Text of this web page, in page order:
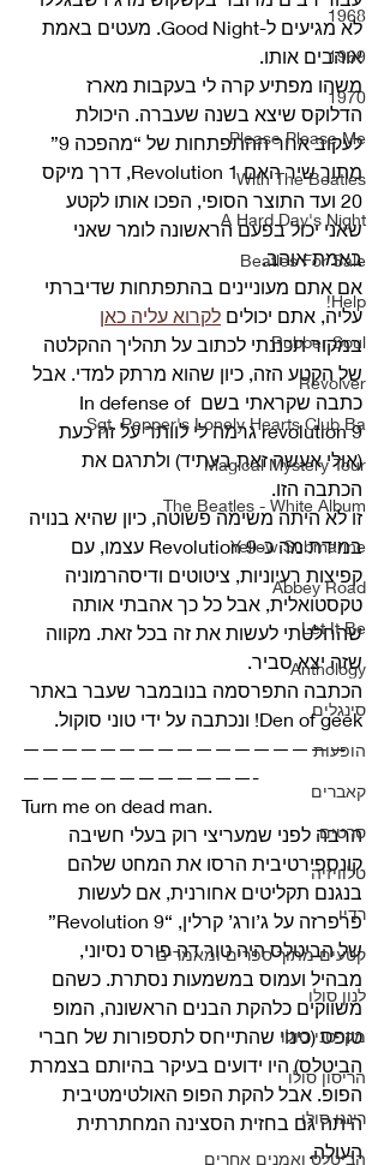
1968
1969
1970
Please Please Me
With The Beatles
A Hard Day's Night
Beatles For Sale
Help!
Rubber Soul
Revolver
Sgt. Pepper's Lonely Hearts Club Ba
Magical Mystery Tour
The Beatles - White Album
Yellow Submarine
Abbey Road
Let It Be
Anthology
סינגלים
הופעות
קאברים
סרטים
טלוויזיה
רדיו
קטעים מתוך ספרים ומאמרים
לנון סולו
מקרטני סולו
הריסון סולו
רינגו סולו
הביטלס ואמנים אחרים
לא מגיעים ל-Good Night. מעטים באמת
אוהבים אותו.
משהו מפתיע קרה לי בעקבות מארז
הדלוקס שיצא בשנה שעברה. היכולת
לעקוב אחר ההתפתחות של “מהפכה 9”
מתוך שיר האם Revolution 1, דרך מיקס
20 ועד התוצר הסופי, הפכו אותו לקטע
שאני יכול בפעם הראשונה לומר שאני
באמת אוהב.
אם אתם מעוניינים בהתפתחות שדיברתי
עליה, אתם יכולים לקרוא עליה כאן
במקור תכננתי לכתוב על תהליך ההקלטה
של הקטע הזה, כיון שהוא מרתק למדי. אבל
כתבה שקראתי בשם In defense of
revolution 9 גרמה לי לוותר על זה כעת
(אולי אעשה זאת בעתיד) ולתרגם את
הכתבה הזו.
זו לא היתה משימה פשוטה, כיון שהיא בנויה
במידת מה כ-Revolution 9 עצמו, עם
קפיצות רעיוניות, ציטוטים ודיסהרמוניה
טקסטואלית, אבל כל כך אהבתי אותה
שהחלטתי לעשות את זה בכל זאת. מקווה
שזה יצא סביר.
הכתבה התפרסמה בנובמבר שעבר באתר
Den of geek! ונכתבה על ידי טוני סוקול.
—————————————————
————————————-
Turn me on dead man.
הרבה לפני שמעריצי רוק בעלי חשיבה
קונספירטיבית הרסו את המחט שלהם
בנגנם תקליטים אחורנית, אם לעשות
פרפרזה על ג’ורג’ קרלין, “Revolution 9”
של הביטלס היה טור דה פורס נסיוני,
מבהיל ועמוס במשמעות נסתרת. כשהם
משווקים כלהקת הבנים הראשונה, המופ
טופס (כינוי שהתייחס לתספורות של חברי
הביטלס) היו ידועים בעיקר בהיותם בצמרת
הפופ. אבל להקת הפופ האולטימטיבית
היתה גם בחזית הסצינה המחתרתית
העולה.